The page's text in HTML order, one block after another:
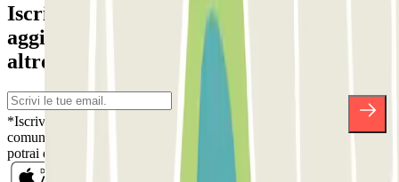
Iscriviti alla nostra Newsletter e rimani
aggiornato su sconti, concorsi e tante
altre sorprese.
*Iscrivendoti, accetti la nostra Informativa sulla Privacy per ricevere
comunicazioni commerciali da Parclick. Senza alcun impegno,
potrai disiscriverti quando vuoi direttamente dalla stessa newsletter.